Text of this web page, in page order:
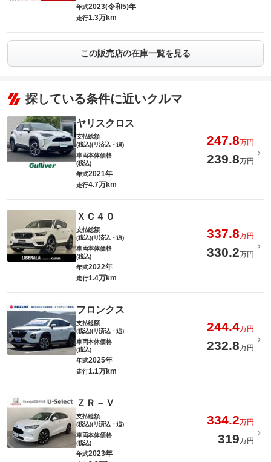
年式2023(令和5)年
走行1.3万km
この販売店の在庫一覧を見る
探している条件に近いクルマ
ヤリスクロス
支払総額
(税込)(リ済込・追)
247.8万円
車両本体価格
(税込)
239.8万円
年式2021年
走行4.7万km
ＸＣ４０
支払総額
(税込)(リ済込・追)
337.8万円
車両本体価格
(税込)
330.2万円
年式2022年
走行1.4万km
フロンクス
支払総額
(税込)(リ済込・追)
244.4万円
車両本体価格
(税込)
232.8万円
年式2025年
走行1.1万km
ＺＲ－Ｖ
支払総額
(税込)(リ済込・追)
334.2万円
車両本体価格
(税込)
319万円
年式2023年